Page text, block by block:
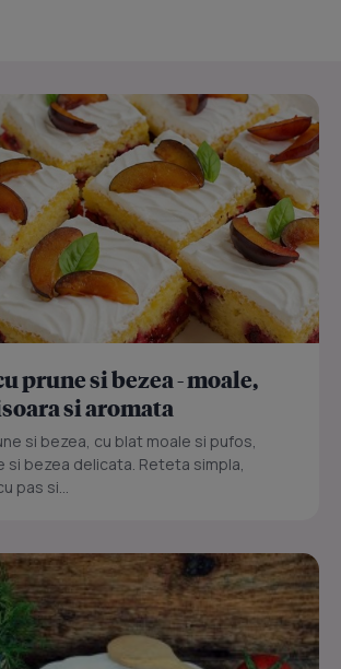
prune si bezea - moale,
si aromata
si bezea, cu blat moale si pufos,
bezea delicata. Reteta simpla,
pas si...